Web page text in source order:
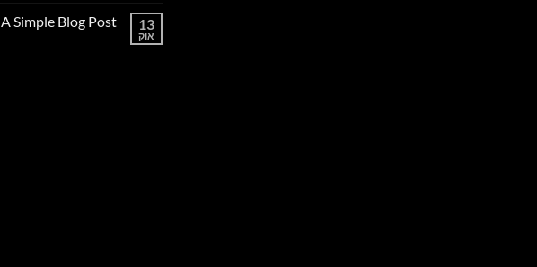
על
13
אוק
A Simple Blog Post